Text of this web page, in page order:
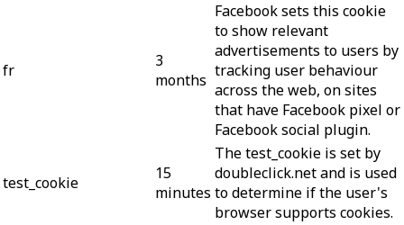
fr
3
months
Facebook sets this cookie
to show relevant
advertisements to users by
tracking user behaviour
across the web, on sites
that have Facebook pixel or
Facebook social plugin.
test_cookie
15
minutes
The test_cookie is set by
doubleclick.net and is used
to determine if the user's
browser supports cookies.